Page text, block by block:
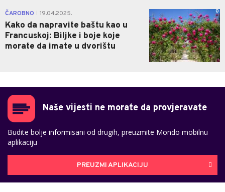
ČAROBNO 19.04.2025.
Kako da napravite baštu kao u
Francuskoj: Biljke i boje koje
morate da imate u dvorištu
0
Naše vijesti ne morate da provjeravate
Budite bolje informisani od drugih, preuzmite Mondo mobilnu
aplikaciju
PREUZMI APLIKACIJU